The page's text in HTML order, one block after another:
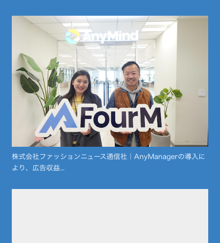
株式会社ファッションニュース通信社｜AnyManagerの導入に
より、広告収益...